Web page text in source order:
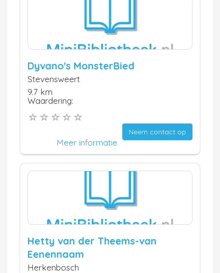
Dyvano's MonsterBied
Stevensweert
9.7 km
Waardering:
Neem contact op
Meer informatie
Hetty van der Theems-van
Eenennaam
Herkenbosch